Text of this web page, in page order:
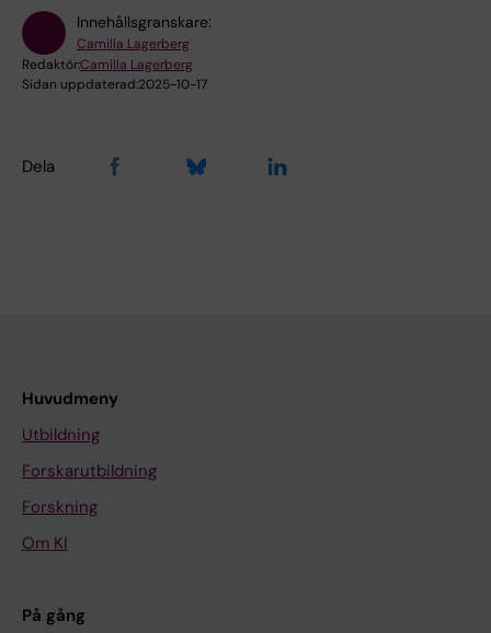
Innehållsgranskare:
Camilla Lagerberg
Redaktör:Camilla Lagerberg
Sidan uppdaterad:2025-10-17
Dela
Huvudmeny
Utbildning
Forskarutbildning
Forskning
Om KI
På gång